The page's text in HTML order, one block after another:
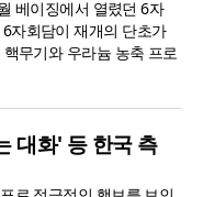
베이징에서 열렸던 6자
자회담이 재개의 단초가
무기와 우라늄 농축 프로
대화' 등 한국 측